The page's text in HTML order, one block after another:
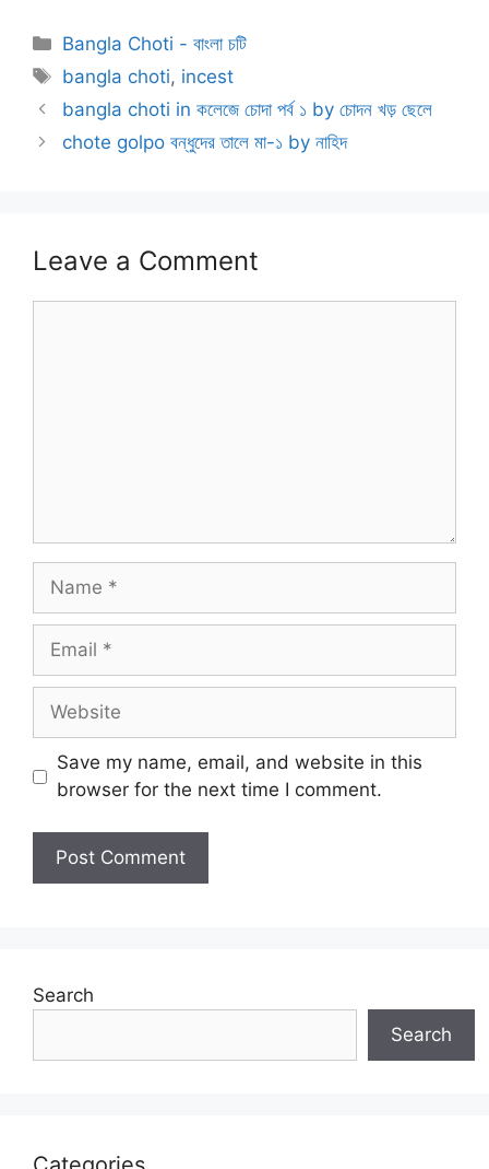
Categories
Bangla Choti - বাংলা চটি
Tags
bangla choti, incest
bangla choti in কলেজে চোদা পর্ব ১ by চোদন খড় ছেলে
chote golpo বন্ধুদের তালে মা-১ by নাহিদ
Leave a Comment
Name
Email
Website
Save my name, email, and website in this
browser for the next time I comment.
Search
Search